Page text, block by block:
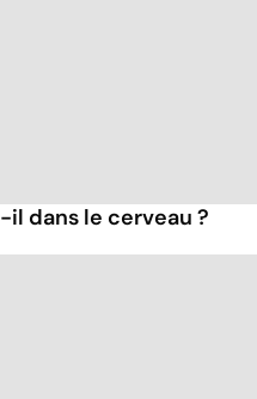
dans le cerveau ?